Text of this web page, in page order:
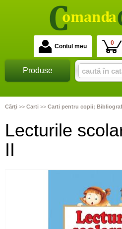
Contul meu 0
Produse
Cărţi >> Carti >> Carti pentru copii;
Lecturile
II